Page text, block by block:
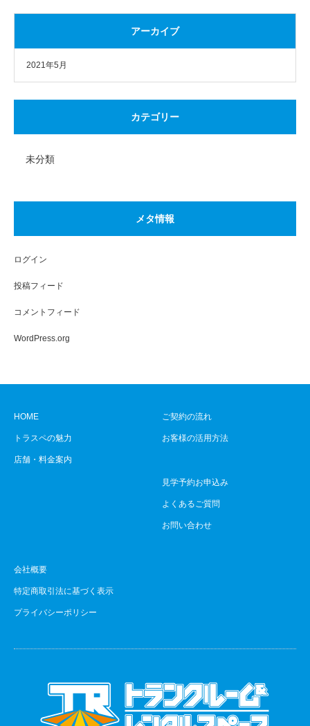
アーカイブ
2021年5月
カテゴリー
未分類
メタ情報
ログイン
投稿フィード
コメントフィード
WordPress.org
HOME
トラスペの魅力
店舗・料金案内
ご契約の流れ
お客様の活用方法
見学予約お申込み
よくあるご質問
お問い合わせ
会社概要
特定商取引法に基づく表示
プライバシーポリシー